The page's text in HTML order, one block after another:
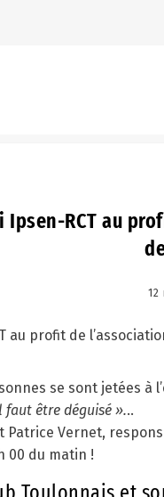
Ipsen-RCT au
se sont jetées à
faut être déguisé »...
Patrice Vernet,
00 du matin !